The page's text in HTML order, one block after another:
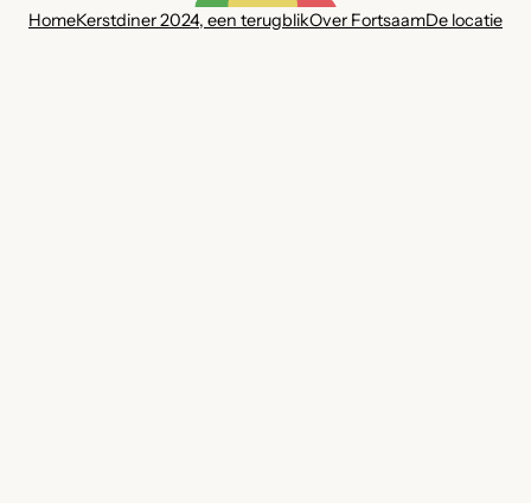
HomeKerstdiner 2024, een terugblikOver FortsaamDe locatie